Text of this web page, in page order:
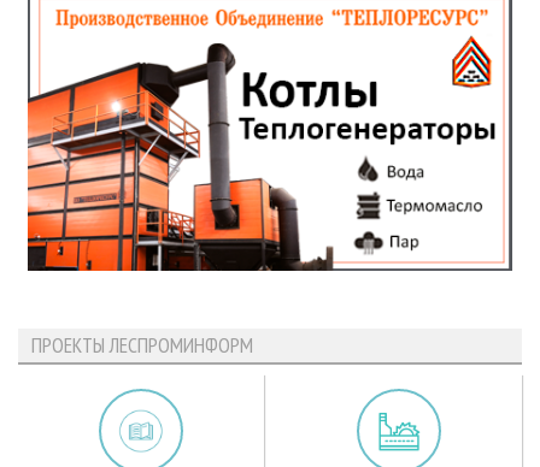
ПРОЕКТЫ ЛЕСПРОМИНФОРМ